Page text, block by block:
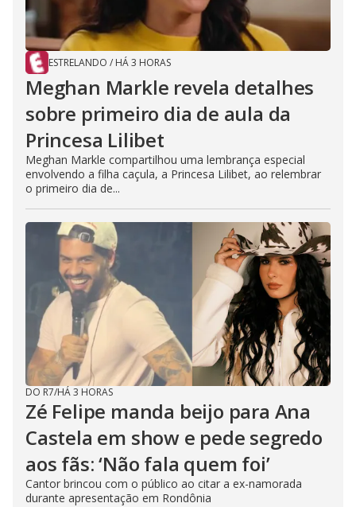
ESTRELANDO / HÁ 3 HORAS
Meghan Markle revela detalhes
sobre primeiro dia de aula da
Princesa Lilibet
Meghan Markle compartilhou uma lembrança especial
envolvendo a filha caçula, a Princesa Lilibet, ao relembrar
o primeiro dia de...
DO R7/HÁ 3 HORAS
Zé Felipe manda beijo para Ana
Castela em show e pede segredo
aos fãs: ‘Não fala quem foi’
Cantor brincou com o público ao citar a ex-namorada
durante apresentação em Rondônia